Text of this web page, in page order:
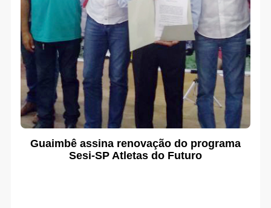
Guaimbê assina renovação do programa
Sesi-SP Atletas do Futuro